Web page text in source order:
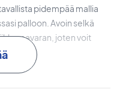
pidempää mallia
palloon. Avoin selkä
joten voit